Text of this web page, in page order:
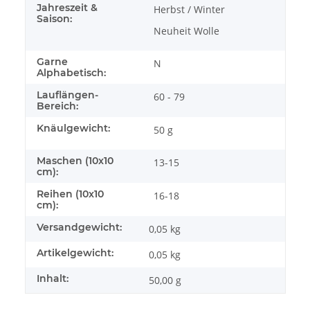
Jahreszeit &
Saison:
Herbst / Winter
Neuheit Wolle
Garne
Alphabetisch:
N
Lauflängen-
Bereich:
60 - 79
Knäulgewicht: 50 g
Maschen (10x10
cm):
13-15
Reihen (10x10
cm):
16-18
Versandgewicht: 0,05 kg
Artikelgewicht: 0,05 kg
Inhalt: 50,00 g